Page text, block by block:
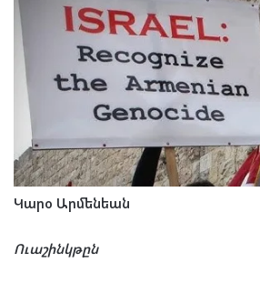
Կարօ Արմենեան
Ուաշինկթըն